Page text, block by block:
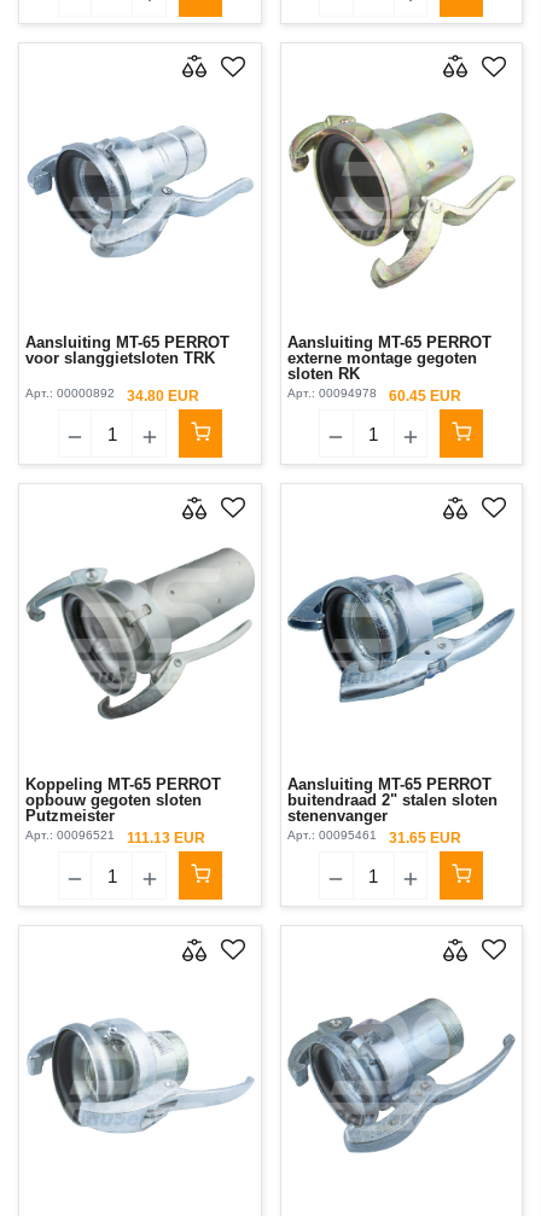
Aansluiting MT-65 PERROT
voor slanggietsloten TRK
Арт.: 00000892 34.80 EUR
Aansluiting MT-65 PERROT
externe montage gegoten
sloten RK
Арт.: 00094978 60.45 EUR
Koppeling MT-65 PERROT
opbouw gegoten sloten
Putzmeister
Арт.: 00096521 111.13 EUR
Aansluiting MT-65 PERROT
buitendraad 2" stalen sloten
stenenvanger
Арт.: 00095461 31.65 EUR